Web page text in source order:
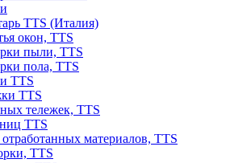
TTS (Италия)
окон, TTS
пыли, TTS
пола, TTS
TTS
TTS
тележек, TTS
TTS
материалов, TTS
TTS